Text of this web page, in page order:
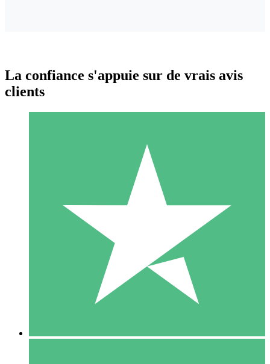
Packs de Crédits Individuels
Payez à l'utilisation avec des crédits de téléchargement. Sans
1 Téléchargement
10 00
La confiance s'appuie sur de vrais avis
clients